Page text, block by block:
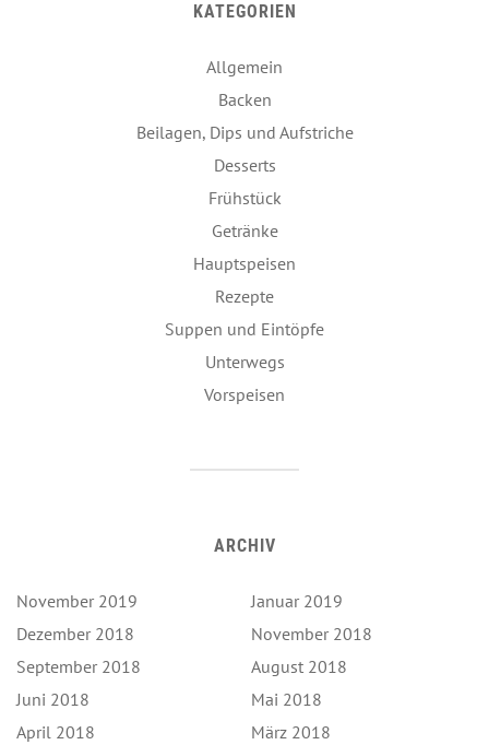
KATEGORIEN
Allgemein
Backen
Beilagen, Dips und Aufstriche
Desserts
Frühstück
Getränke
Hauptspeisen
Rezepte
Suppen und Eintöpfe
Unterwegs
Vorspeisen
ARCHIV
November 2019
Januar 2019
Dezember 2018
November 2018
September 2018
August 2018
Juni 2018
Mai 2018
April 2018
März 2018